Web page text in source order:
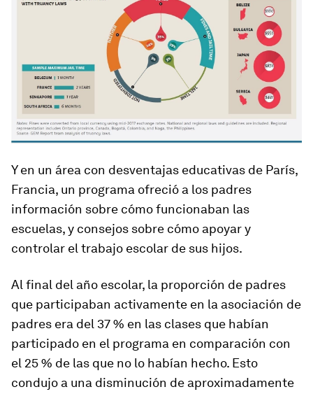
Y en un área con desventajas educativas de París,
Francia, un programa ofreció a los padres
información sobre cómo funcionaban las
escuelas, y consejos sobre cómo apoyar y
controlar el trabajo escolar de sus hijos.
Al final del año escolar, la proporción de padres
que participaban activamente en la asociación de
padres era del 37 % en las clases que habían
participado en el programa en comparación con
el 25 % de las que no lo habían hecho. Esto
condujo a una disminución de aproximadamente